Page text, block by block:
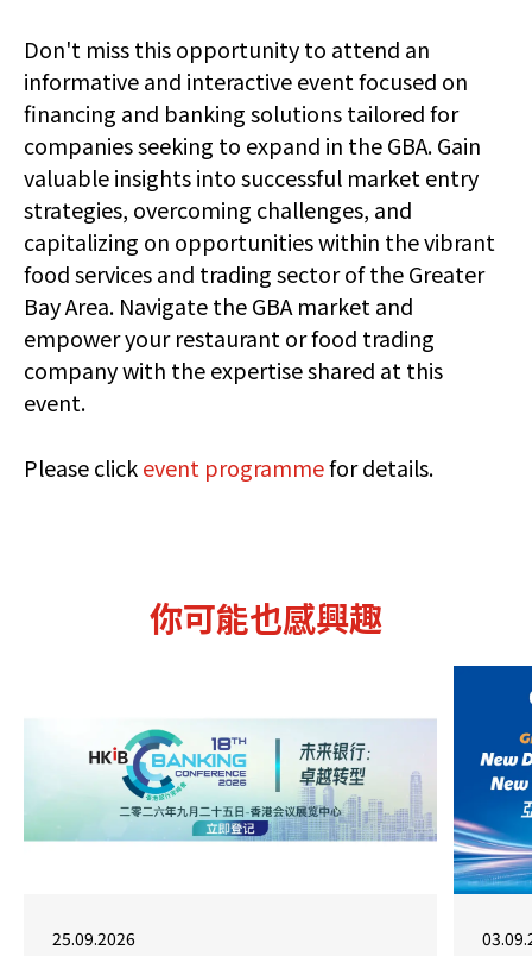
Don't miss this opportunity to attend an
informative and interactive event focused on
financing and banking solutions tailored for
companies seeking to expand in the GBA. Gain
valuable insights into successful market entry
strategies, overcoming challenges, and
capitalizing on opportunities within the vibrant
food services and trading sector of the Greater
Bay Area. Navigate the GBA market and
empower your restaurant or food trading
company with the expertise shared at this
event.
Please clickevent programmefor details.
你可能也感興趣
25.09.2026